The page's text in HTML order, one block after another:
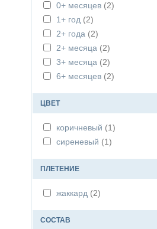
0+ месяцев (2)
1+ год (2)
2+ года (2)
2+ месяца (2)
3+ месяца (2)
6+ месяцев (2)
ЦВЕТ
коричневый (1)
сиреневый (1)
ПЛЕТЕНИЕ
жаккард (2)
СОСТАВ